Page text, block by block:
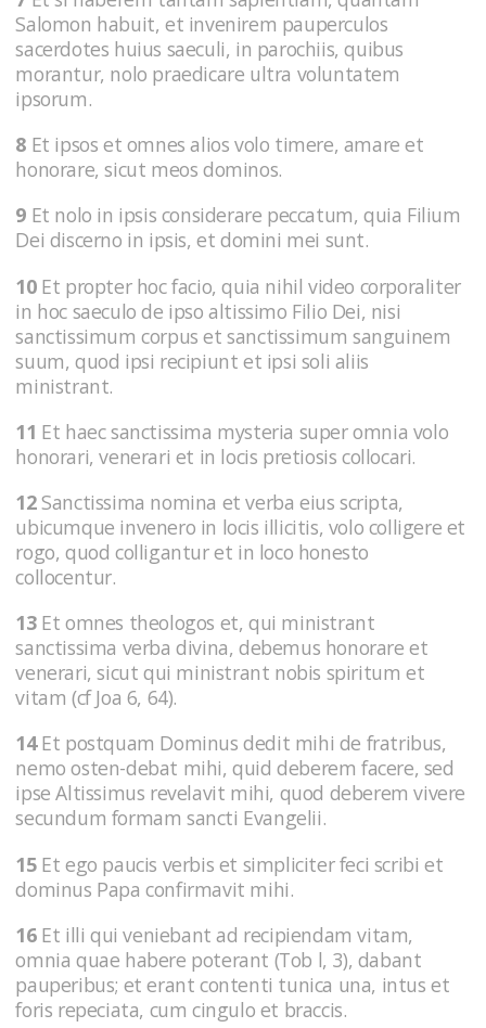
Salomon habuit, et invenirem pauperculos
sacerdotes huius saeculi, in parochiis, quibus
morantur, nolo praedicare ultra voluntatem
ipsorum.
8 Et ipsos et omnes alios volo timere, amare et
honorare, sicut meos dominos.
9 Et nolo in ipsis considerare peccatum, quia Filium
Dei discerno in ipsis, et domini mei sunt.
10Et propter hoc facio, quia nihil video corporaliter
in hoc saeculo de ipso altissimo Filio Dei, nisi
sanctissimum corpus et sanctissimum sanguinem
suum, quod ipsi recipiunt et ipsi soli aliis
ministrant.
11 Et haec sanctissima mysteria super omnia volo
honorari, venerari et in locis pretiosis collocari.
12Sanctissima nomina et verba eius scripta,
ubicumque invenero in locis illicitis, volo colligere et
rogo, quod colligantur et in loco honesto
collocentur.
13Et omnes theologos et, qui ministrant
sanctissima verba divina, debemus honorare et
venerari, sicut qui ministrant nobis spiritum et
vitam (cf Joa 6, 64).
14Et postquam Dominus dedit mihi de fratribus,
nemo osten-debat mihi, quid deberem facere, sed
ipse Altissimus revelavit mihi, quod deberem vivere
secundum formam sancti Evangelii.
15Et ego paucis verbis et simpliciter feci scribi et
dominus Papa confirmavit mihi.
16Et illi qui veniebant ad recipiendam vitam,
omnia quae habere poterant (Tob l, 3), dabant
pauperibus; et erant contenti tunica una, intus et
foris repeciata, cum cingulo et braccis.